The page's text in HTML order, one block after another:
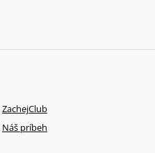
ZachejClub
Náš príbeh